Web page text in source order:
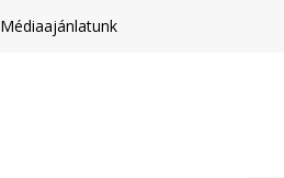
Médiaajánlatunk